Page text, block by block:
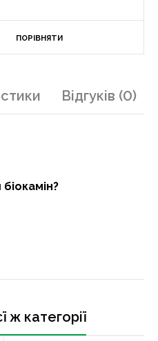
ПОРІВНЯТИ
Відгуків (0)
ж категорії